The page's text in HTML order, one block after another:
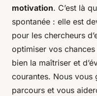
motivation. C’est là
spontanée : elle est
pour les chercheurs
optimiser vos
bien la maîtriser et
courantes. Nous vous
parcours et vous